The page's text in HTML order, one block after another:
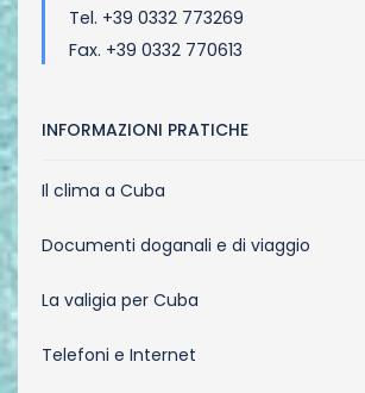
Tel. +39 0332 773269
Fax. +39 0332 770613
INFORMAZIONI PRATICHE
Il clima a Cuba
Documenti doganali e di viaggio
La valigia per Cuba
Telefoni e Internet